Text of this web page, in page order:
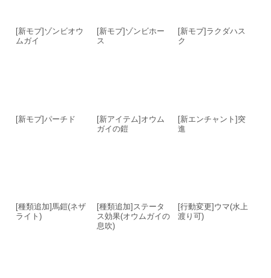
[新モブ]ゾンビオウ
ムガイ
[新モブ]ゾンビホー
ス
[新モブ]ラクダハス
ク
[新モブ]パーチド
[新アイテム]オウム
ガイの鎧
[新エンチャント]突
進
[種類追加]馬鎧(ネザ
ライト)
[種類追加]ステータ
ス効果(オウムガイの
息吹)
[行動変更]ウマ(水上
渡り可)